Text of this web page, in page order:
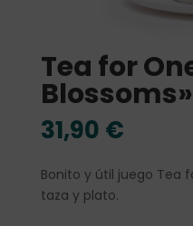
Tea for
Blossoms»
31,90 €
Bonito y útil juego Tea
taza y plato.